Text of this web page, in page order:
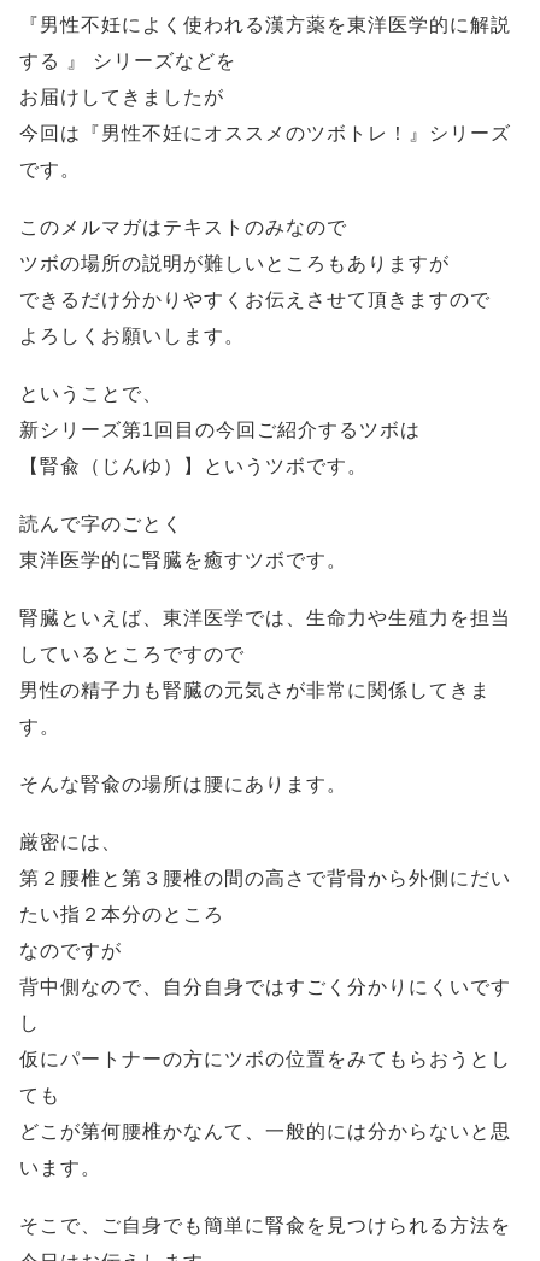
『男性不妊によく使われる漢方薬を東洋医学的に解説
する 』 シリーズなどを
お届けしてきましたが
今回は『男性不妊にオススメのツボトレ！』シリーズ
です。
このメルマガはテキストのみなので
ツボの場所の説明が難しいところもありますが
できるだけ分かりやすくお伝えさせて頂きますので
よろしくお願いします。
ということで、
新シリーズ第1回目の今回ご紹介するツボは
【腎兪（じんゆ）】というツボです。
読んで字のごとく
東洋医学的に腎臓を癒すツボです。
腎臓といえば、東洋医学では、生命力や生殖力を担当
しているところですので
男性の精子力も腎臓の元気さが非常に関係してきま
す。
そんな腎兪の場所は腰にあります。
厳密には、
第２腰椎と第３腰椎の間の高さで背骨から外側にだい
たい指２本分のところ
なのですが
背中側なので、自分自身ではすごく分かりにくいです
し
仮にパートナーの方にツボの位置をみてもらおうとし
ても
どこが第何腰椎かなんて、一般的には分からないと思
います。
そこで、ご自身でも簡単に腎兪を見つけられる方法を